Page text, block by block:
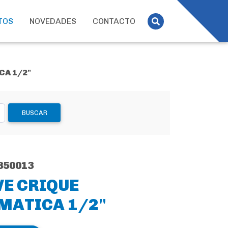
NOVEDADES CONTACTO
1/2"
BUSCAR
CRIQUE
1/2"